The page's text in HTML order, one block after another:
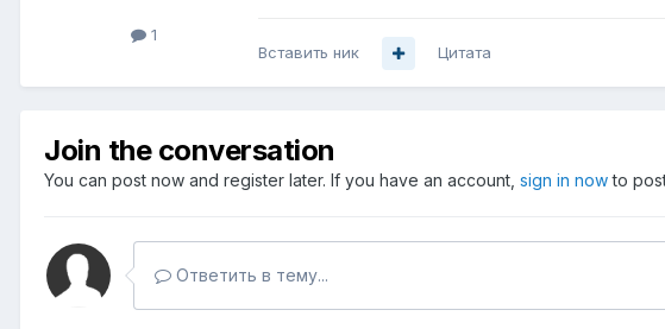
1
Вставить ник Цитата
Join the conversation
You can post now and register later. If you have an account, sign in nowto
Ответить в тему...